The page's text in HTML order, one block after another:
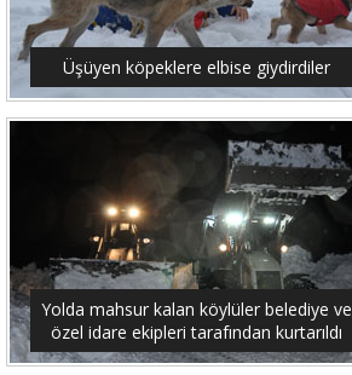
Üşüyen köpeklere elbise giydirdiler
Yolda mahsur kalan köylüler belediye ve
özel idare ekipleri tarafından kurtarıldı